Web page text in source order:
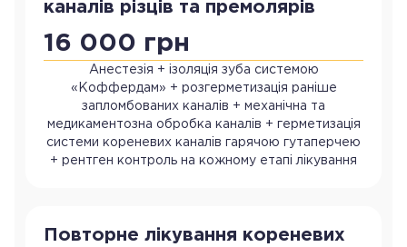
каналів різців та премолярів
16 000 грн
Анестезія + ізоляція зуба системою
«Коффердам» + розгерметизація раніше
запломбованих каналів + механічна та
медикаментозна обробка каналів + герметизація
системи кореневих каналів гарячою гутаперчею
+ рентген контроль на кожному етапі лікування
Повторне лікування кореневих